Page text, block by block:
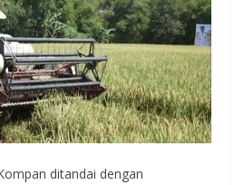
ditandai dengan